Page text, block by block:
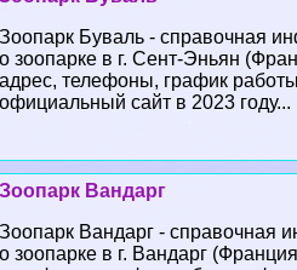
Зоопарк Буваль - справочная
о зоопарке в г. Сент-Эньян
адрес, телефоны, график
официальный сайт в 2023 году...
Зоопарк Вандарг
Зоопарк Вандарг - справочная
о зоопарке в г. Вандарг